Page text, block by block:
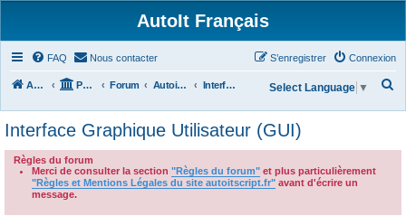
AutoIt Français
FAQ Nous contacter Connexion
S’enregistrer
Accueil Portail Forum Autoit v3 Interface Graphique Utilisateur (GUI)
h
Select Language ▼
Interface Graphique Utilisateur (GUI)
Règles du forum
Merci de consulter la section "Règles du forum" et plus particulièrement
"Règles et Mentions Légales du site autoitscript.fr" avant d'écrire un
message.